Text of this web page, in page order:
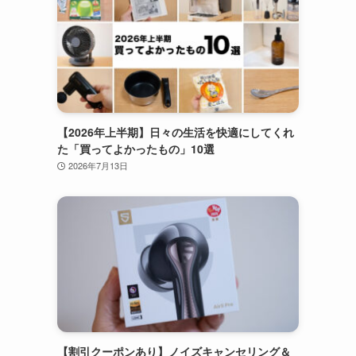
【2026年上半期】日々の生活を快適にしてくれ
た「買ってよかったもの」10選
2026年7月13日
【割引クーポンあり】ノイズキャンセリング＆